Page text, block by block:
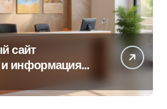
сайт
и информация